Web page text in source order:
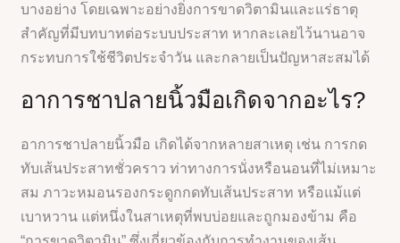
บางอย่าง โดยเฉพาะอย่างยิ่งการขาดวิตามินและแร่ธาตุ
สำคัญที่มีบทบาทต่อระบบประสาท หากละเลยไว้นานอาจ
กระทบการใช้ชีวิตประจำวัน และกลายเป็นปัญหาสะสมได้
อาการชาปลายนิ้วมือเกิดจากอะไร?
อาการชาปลายนิ้วมือ เกิดได้จากหลายสาเหตุ เช่น การกด
ทับเส้นประสาทชั่วคราว ท่าทางการนั่งหรือนอนที่ไม่เหมาะ
สม ภาวะหมอนรองกระดูกกดทับเส้นประสาท หรือแม้แต่
เบาหวาน แต่หนึ่งในสาเหตุที่พบบ่อยและถูกมองข้าม คือ